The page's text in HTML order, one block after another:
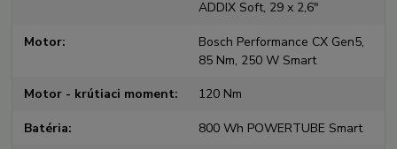
ADDIX Soft, 29 x 2,6"
Motor
Bosch Performance CX Gen5,
85 Nm, 250 W Smart
Motor - krútiaci moment 120 Nm
Batéria 800 Wh POWERTUBE Smart